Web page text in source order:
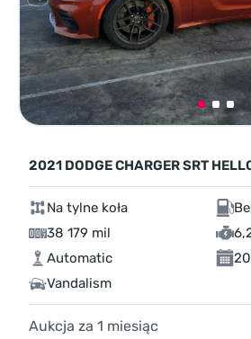
2021 DODGE CHARGER SRT
Na tylne koła
38 179 mil
Automatic
Vandalism
Aukcja za 1 miesiąc